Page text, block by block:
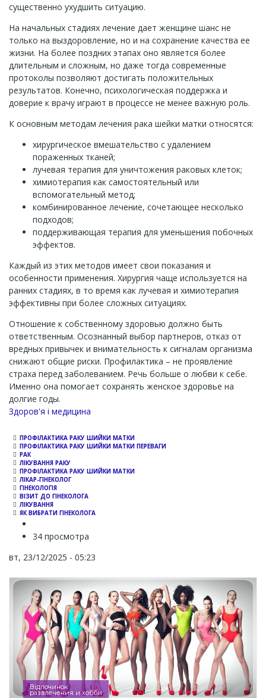
существенно ухудшить ситуацию.
На начальных стадиях лечение дает женщине шанс не
только на выздоровление, но и на сохранение качества ее
жизни. На более поздних этапах оно является более
длительным и сложным, но даже тогда современные
протоколы позволяют достигать положительных
результатов. Конечно, психологическая поддержка и
доверие к врачу играют в процессе не менее важную роль.
К основным методам лечения рака шейки матки относятся:
хирургическое вмешательство с удалением
пораженных тканей;
лучевая терапия для уничтожения раковых клеток;
химиотерапия как самостоятельный или
вспомогательный метод;
комбинированное лечение, сочетающее несколько
подходов;
поддерживающая терапия для уменьшения побочных
эффектов.
Каждый из этих методов имеет свои показания и
особенности применения. Хирургия чаще используется на
ранних стадиях, в то время как лучевая и химиотерапия
эффективны при более сложных ситуациях.
Отношение к собственному здоровью должно быть
ответственным. Осознанный выбор партнеров, отказ от
вредных привычек и внимательность к сигналам организма
снижают общие риски. Профилактика – не проявление
страха перед заболеванием. Речь больше о любви к себе.
Именно она помогает сохранять женское здоровье на
долгие годы.
Channel
Здоров'я і медицина
ПРОФІЛАКТИКА РАКУ ШИЙКИ МАТКИ
ПРОФІЛАКТИКА РАКУ ШИЙКИ МАТКИ ПЕРЕВАГИ
РАК
ЛІКУВАННЯ РАКУ
ПРОФІЛАКТИКА РАКУ ШИЙКИ МАТКИ
ЛІКАР-ГІНЕКОЛОГ
ГІНЕКОЛОГІЯ
ВІЗИТ ДО ГІНЕКОЛОГА
ЛІКУВАННЯ
ЯК ВИБРАТИ ГІНЕКОЛОГА
34 просмотра
вт, 23/12/2025 - 05:23
Відпочинок
развлечения и хобби